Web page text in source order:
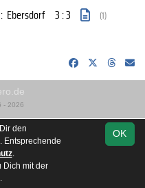
: Ebersdorf 3 : 3 (1)
- 2026
Datenschutz
OK
den
Entsprechende
.
Dich mit der